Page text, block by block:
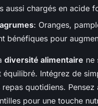
aussi chargés en acide
: Oranges,
bénéfiques pour
diversité alimentaire ne
Intégrez de
quotidiens.
pour une touche